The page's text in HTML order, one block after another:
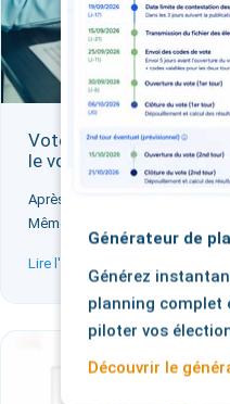
Vote électronique :
le vote blanc ?
Après le vote en ligne, l’outil de
Même principe que le…
Lire l'article
Générateur de
Générez
planning complet
piloter vos
Découvrir le